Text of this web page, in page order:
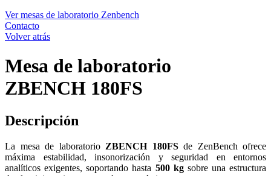
Ver mesas de laboratorio Zenbench
Contacto
Volver atrás
Mesa de laboratorio
ZBENCH 180FS
Descripción
La mesa de laboratorio ZBENCH 180FSde ZenBench ofrece
máxima estabilidad, insonorización y seguridad en entornos
analíticos exigentes, soportando hasta 500 kgsobre una estructura